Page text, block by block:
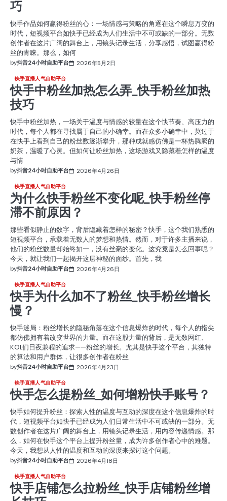
巧
快手作品如何赢得粉丝的心：一场情感与策略的角逐在这个瞬息万变的
时代，短视频平台如快手已经成为人们生活中不可或缺的一部分。无数
创作者在这片广阔的舞台上，用镜头记录生活，分享感悟，试图赢得粉
丝的青睐。那么，如何
by抖音24小时自助平台 2026年5月2日
快手直播人气自助平台
快手中粉丝加热怎么弄_快手粉丝加热
技巧
快手中粉丝加热，一场关于温度与情感的较量在这个快节奏、高压力的
时代，每个人都在寻找属于自己的小确幸。而在众多小确幸中，莫过于
在快手上看到自己的粉丝数逐渐攀升，那种成就感仿佛是一杯热腾腾的
奶茶，温暖了心灵。但如何让粉丝加热，这场游戏又隐藏着怎样的温度
与情
by抖音24小时自助平台 2026年4月26日
快手直播人气自助平台
为什么快手粉丝不变化呢_快手粉丝停
滞不前原因？
那些看似静止的数字，背后隐藏着怎样的秘密？快手，这个我们熟悉的
短视频平台，承载着无数人的梦想和热情。然而，对于许多主播来说，
他们的粉丝数量却始终如一，没有丝毫的变化。这究竟是怎么回事呢？
今天，就让我们一起揭开这层神秘的面纱。首先，我
by抖音24小时自助平台 2026年4月26日
快手直播人气自助平台
快手为什么加不了粉丝_快手粉丝增长
慢？
快手迷局：粉丝增长的隐秘角落在这个信息爆炸的时代，每个人的指尖
都仿佛拥有着改变世界的力量。而在这股力量的背后，是无数网红、
KOL们日夜兼程的追求——粉丝的增长。尤其是快手这个平台，其独特
的算法和用户群体，让很多创作者在粉丝
by抖音24小时自助平台 2026年4月23日
快手直播人气自助平台
快手怎么提粉丝_如何增粉快手账号？
快手如何提升粉丝：探索人性的温度与互动的深度在这个信息爆炸的时
代，短视频平台如快手已经成为人们日常生活中不可或缺的一部分。无
数创作者在这片广阔的舞台上，用镜头记录生活，用内容传递情感。那
么，如何在快手这个平台上提升粉丝量，成为许多创作者心中的难题。
今天，我想从人性的温度和互动的深度来探讨这个问题。
by抖音24小时自助平台 2026年4月18日
快手直播人气自助平台
快手店铺怎么拉粉丝_快手店铺粉丝增